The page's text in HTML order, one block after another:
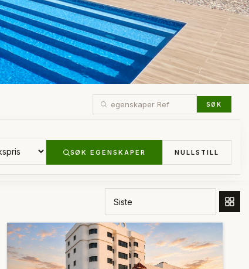
SØK
SØK EGENSKAPER NULLSTILL
BESTILL ETTER